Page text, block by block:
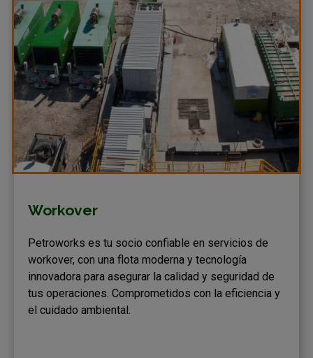
Workover
Petroworks es tu socio confiable en servicios de
workover, con una flota moderna y tecnología
innovadora para asegurar la calidad y seguridad de
tus operaciones. Comprometidos con la eficiencia y
el cuidado ambiental.